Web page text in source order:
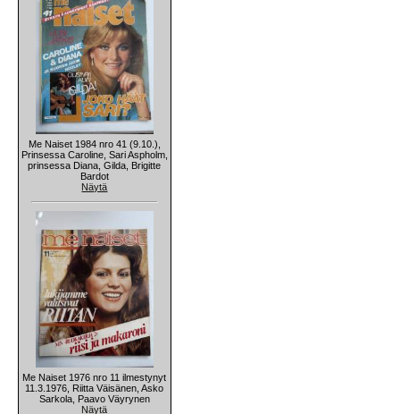
Me Naiset 1984 nro 41 (9.10.),
Prinsessa Caroline, Sari Aspholm,
prinsessa Diana, Gilda, Brigitte
Bardot
Näytä
Me Naiset 1976 nro 11 ilmestynyt
11.3.1976, Riitta Väisänen, Asko
Sarkola, Paavo Väyrynen
Näytä